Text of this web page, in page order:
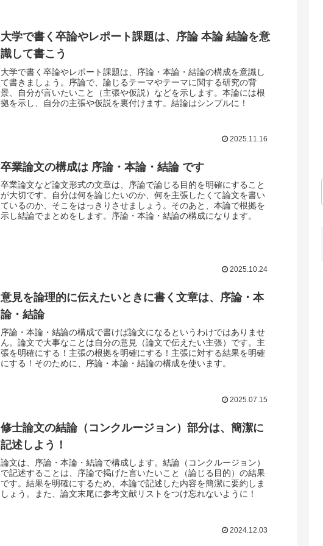
大学で書く卒論やレポート課題は、序論 本論 結論を意
識して書こう
大学で書く卒論やレポート課題は、序論・本論・結論の構成を意識し
て書きましょう。序論で、論じるテーマやテーマに関する研究の背
景、自分が言いたいこと（主張や仮説）などを示します。本論には根
拠を示し、自分の主張や仮説を裏付けます。結論はシンプルに！
2025.11.16
卒業論文の構成は 序論・本論・結論 です
卒業論文など論文形式の文章は、序論で論じる目的を明確にすること
が大切です。自分は何を論じたいのか、何を主張したくて論文を書い
ているのか、そこをはっきりさせましょう。そのあと、本論で根拠を
示し結論でまとめをします。序論・本論・結論の構成になります。
2025.10.24
意見を論理的に伝えたいときに書く文章は、序論・本
論・結論
序論・本論・結論の構成で書けば論文になるというわけではありませ
ん。論文で大事なことは自分の意見（論文で伝えたい主張）です。主
張を明確にする！主張の根拠を明確にする！主張に対する結果を明確
にする！そのために、序論・本論・結論の構成を使います。
2025.07.15
修士論文の結論（コンクルージョン）部分は、簡潔に
記述しよう！
論文は、序論・本論・結論で構成します。結論（コンクルージョン）
で記述することは、序論で掲げた言いたいこと（論じる目的）の結果
です。結果を明確にするため、本論で記述した内容を簡潔に要約しま
しょう。また、論文末尾に参考文献リストをつけ忘れないように！
2024.12.03